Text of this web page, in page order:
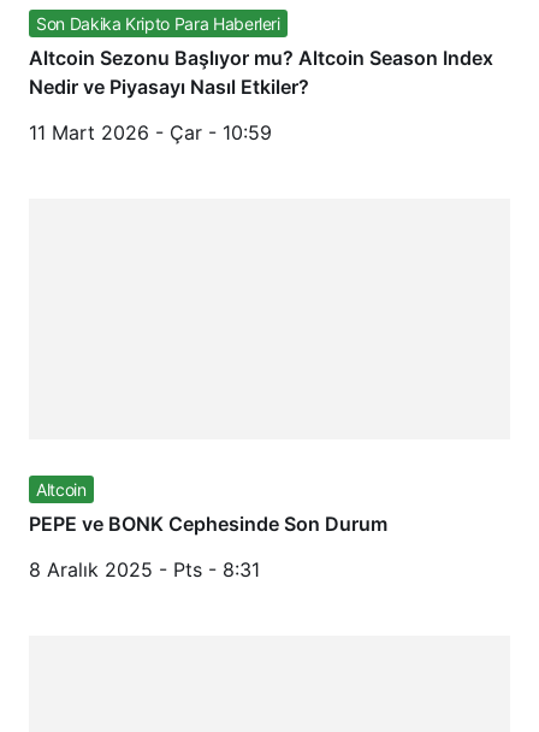
Son Dakika Kripto Para Haberleri
Altcoin Sezonu Başlıyor mu? Altcoin Season Index
Nedir ve Piyasayı Nasıl Etkiler?
11 Mart 2026 - Çar - 10:59
Altcoin
PEPE ve BONK Cephesinde Son Durum
8 Aralık 2025 - Pts - 8:31